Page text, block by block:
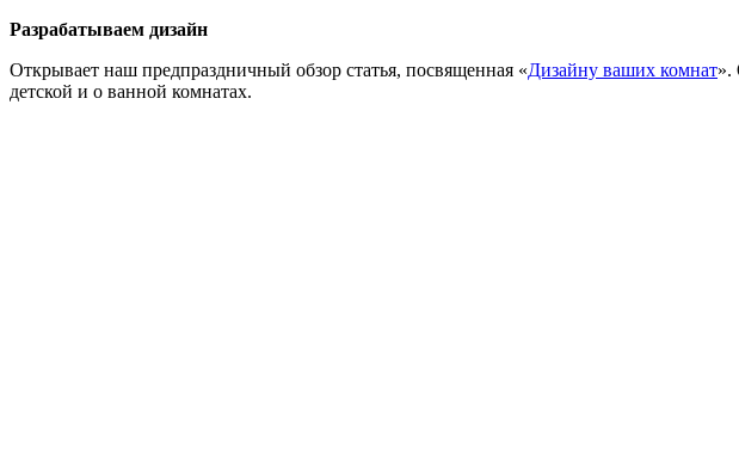
Разрабатываем дизайн
Открывает наш предпраздничный обзор статья, посвященная «Дизайну ваших комнат».
детской и о ванной комнатах.